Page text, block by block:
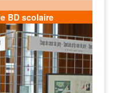
BD scolaire